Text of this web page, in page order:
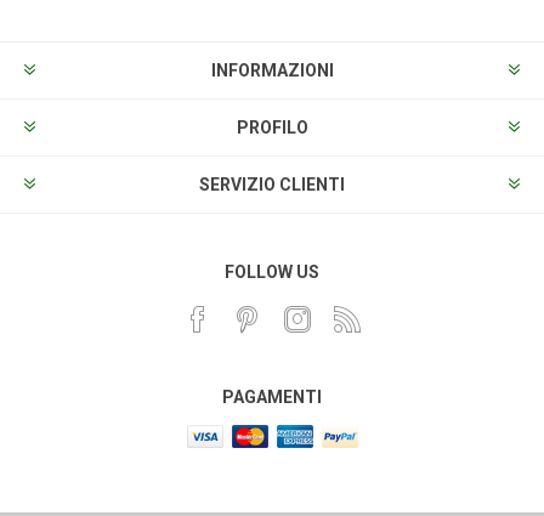
INFORMAZIONI
PROFILO
SERVIZIO CLIENTI
FOLLOW US
PAGAMENTI